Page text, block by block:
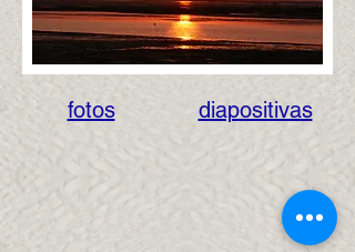
fotos diapositivas